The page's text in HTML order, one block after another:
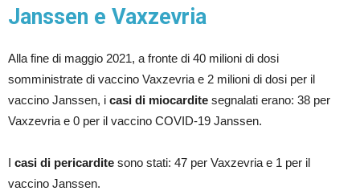
Janssen e Vaxzevria
Alla fine di maggio 2021, a fronte di 40 milioni di dosi
somministrate di vaccino Vaxzevria e 2 milioni di dosi per il
vaccino Janssen, i casi di miocardite segnalati erano: 38 per
Vaxzevria e 0 per il vaccino COVID-19 Janssen.
I casi di pericardite sono stati: 47 per Vaxzevria e 1 per il
vaccino Janssen.